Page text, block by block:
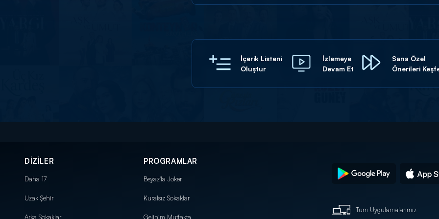
İçerik Listeni
Oluştur
İzlemeye
Devam Et
Sana Özel
Önerileri
DİZİLER
Daha 17
Uzak Şehir
Arka Sokaklar
PROGRAMLAR
Beyaz'la Joker
Kuralsız Sokaklar
Gelinim Mutfakta
Tüm Uygulamalarımız